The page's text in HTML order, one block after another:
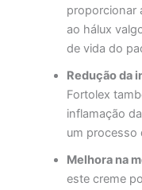
proporcionar
ao hálux
de vida do
Redução da
Fortolex
inflamação
um processo
Melhora na
este creme